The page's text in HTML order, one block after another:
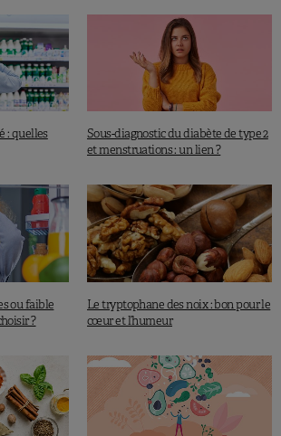
: quelles
Sous-diagnostic du diabète de type 2
et menstruations : un lien ?
ou faible
?
Le tryptophane des noix : bon pour le
cœur et l’humeur